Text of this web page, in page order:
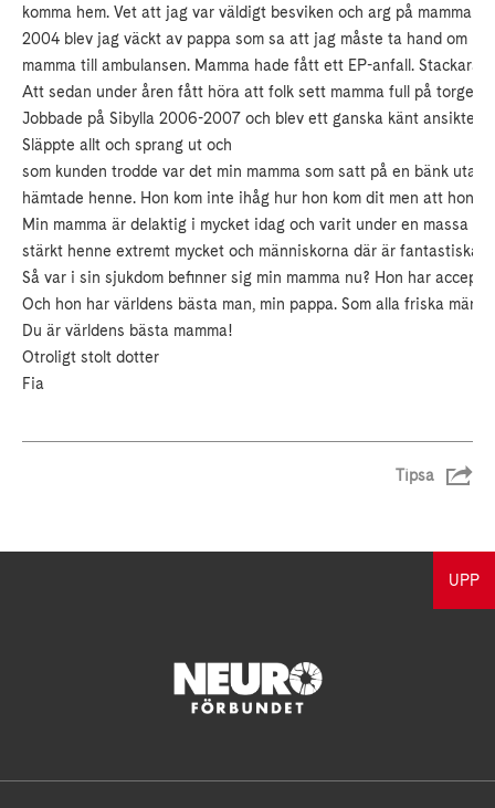
komma hem. Vet att jag var väldigt besviken och arg på mamma
2004 blev jag väckt av pappa som sa att jag måste ta hand om
mamma till ambulansen. Mamma hade fått ett EP-anfall.
Att sedan under åren fått höra att folk sett mamma full på torget
Jobbade på Sibylla 2006-2007 och blev ett ganska känt ansikte i
Släppte allt och sprang ut och
som kunden trodde var det min mamma som satt på en bänk
hämtade henne. Hon kom inte ihåg hur hon kom dit men att hon
Min mamma är delaktig i mycket idag och varit under en massa
stärkt henne extremt mycket och människorna där är fantastiska.
Så var i sin sjukdom befinner sig min mamma nu? Hon har
Och hon har världens bästa man, min pappa. Som alla friska
Du är världens bästa mamma!
Otroligt stolt dotter
Fia
Tipsa
UPP